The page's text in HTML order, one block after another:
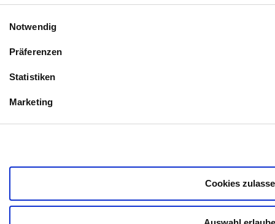
Notwendig
Präferenzen
Statistiken
Marketing
Cookies
Inhaltsüberblick
Weitere
Zuletzt aktualisiert am 25. November 2022 um 15:50